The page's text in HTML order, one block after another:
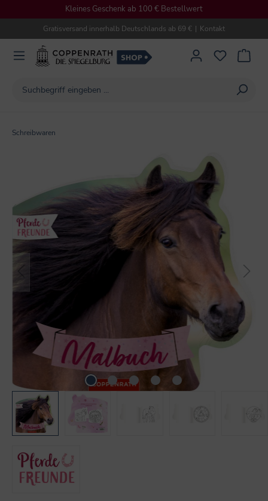
Kleines Geschenk ab 100 € Bestellwert
Gratisversand innerhalb Deutschlands ab 69 € | Kontakt
Schreibwaren